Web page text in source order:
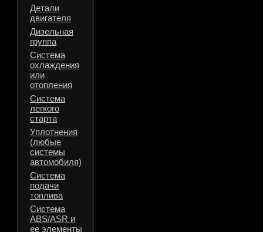
Детали
двигателя
Дизельная
группа
Система
охлаждения
или
отопления
Система
легкого
старта
Уплотнения
(любые
системы
автомобиля)
Система
подачи
топлива
Система
ABS/ASR и
ее элементы